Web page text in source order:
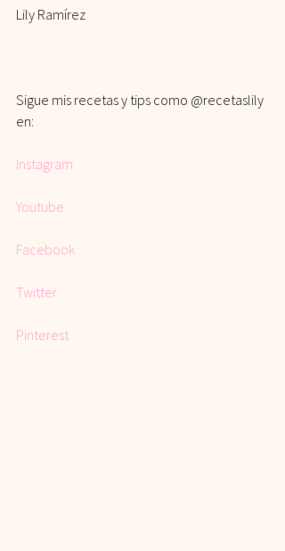
Lily Ramírez
Sigue mis recetas y tips como @recetaslily
en:
Instagram
Youtube
Facebook
Twitter
Pinterest